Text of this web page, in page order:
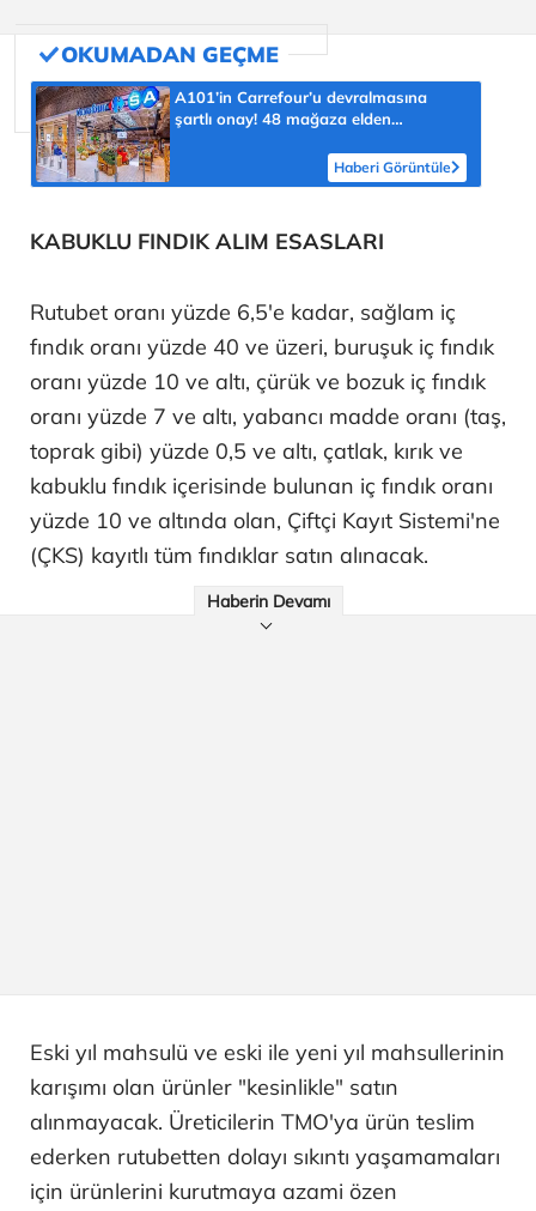
A101’in Carrefour’u devralmasına
şartlı onay! 48 mağaza elden
Haberi Görüntüle
KABUKLU FINDIK ALIM ESASLARI
Rutubet oranı yüzde 6,5'e kadar, sağlam iç
fındık oranı yüzde 40 ve üzeri, buruşuk iç fındık
oranı yüzde 10 ve altı, çürük ve bozuk iç fındık
oranı yüzde 7 ve altı, yabancı madde oranı (taş,
toprak gibi) yüzde 0,5 ve altı, çatlak, kırık ve
kabuklu fındık içerisinde bulunan iç fındık oranı
yüzde 10 ve altında olan, Çiftçi Kayıt Sistemi'ne
(ÇKS) kayıtlı tüm fındıklar satın alınacak.
Haberin Devamı
Eski yıl mahsulü ve eski ile yeni yıl mahsullerinin
karışımı olan ürünler "kesinlikle" satın
alınmayacak. Üreticilerin TMO'ya ürün teslim
ederken rutubetten dolayı sıkıntı yaşamamaları
için ürünlerini kurutmaya azami özen